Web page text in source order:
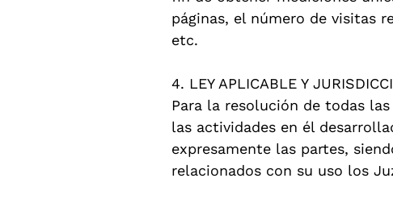
páginas, el número de visitas
etc.
4. LEY APLICABLE Y
Para la resolución de todas
las actividades en él
expresamente las partes,
relacionados con su uso los